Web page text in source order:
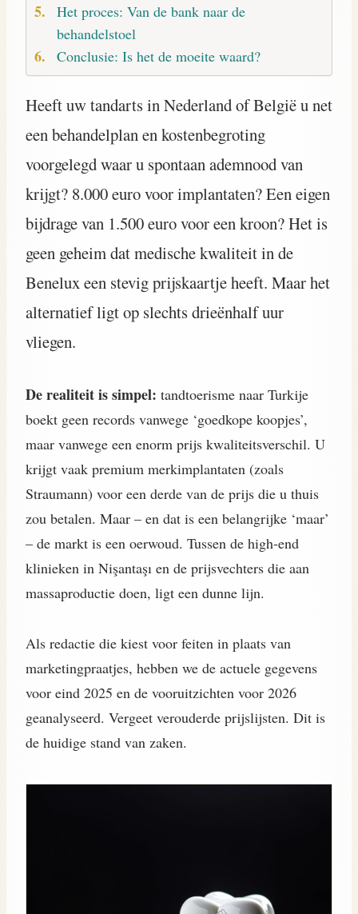
Het proces: Van de bank naar de
behandelstoel
Conclusie: Is het de moeite waard?
Heeft uw tandarts in Nederland of België u net
een behandelplan en kostenbegroting
voorgelegd waar u spontaan ademnood van
krijgt? 8.000 euro voor implantaten? Een eigen
bijdrage van 1.500 euro voor een kroon? Het is
geen geheim dat medische kwaliteit in de
Benelux een stevig prijskaartje heeft. Maar het
alternatief ligt op slechts drieënhalf uur
vliegen.
De realiteit is simpel: tandtoerisme naar Turkije
boekt geen records vanwege ‘goedkope koopjes’,
maar vanwege een enorm prijs kwaliteitsverschil. U
krijgt vaak premium merkimplantaten (zoals
Straumann) voor een derde van de prijs die u thuis
zou betalen. Maar – en dat is een belangrijke ‘maar’
– de markt is een oerwoud. Tussen de high-end
klinieken in Nişantaşı en de prijsvechters die aan
massaproductie doen, ligt een dunne lijn.
Als redactie die kiest voor feiten in plaats van
marketingpraatjes, hebben we de actuele gegevens
voor eind 2025 en de vooruitzichten voor 2026
geanalyseerd. Vergeet verouderde prijslijsten. Dit is
de huidige stand van zaken.